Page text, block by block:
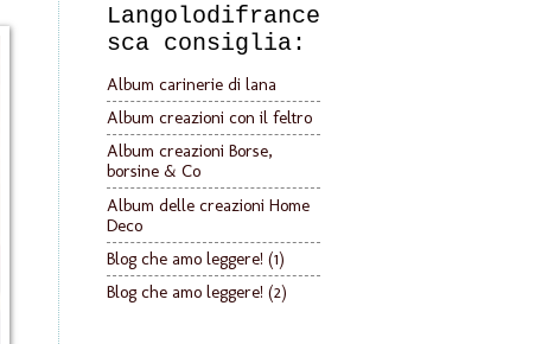
Langolodifrance
sca consiglia:
Album carinerie di lana
Album creazioni con il feltro
Album creazioni Borse,
borsine & Co
Album delle creazioni Home
Deco
Blog che amo leggere! (1)
Blog che amo leggere! (2)